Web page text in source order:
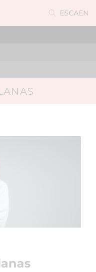
ESCAEN